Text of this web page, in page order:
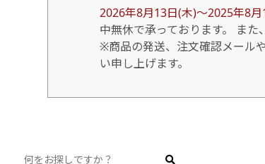
2026年8月13日(木)～2025年8
中無休で承っております。 ま
※商品の発送、注文確認メール
い申し上げます。